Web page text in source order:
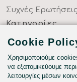
Συχνές Ερωτήσεις
Κατηγορίες
ΣΕΝΤΟΝΙΑ ΣΤΑ
ΥΦΑΣΜΑΤΑ ΜΕ
ΥΠΝΟΔΩΜΑΤΙΟ
Cookie
Χρησιμοποιούμε
να εξατομικεύουμε
λειτουργίες μέσων